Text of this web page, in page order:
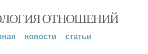
ОТНОШЕНИЙ
новости статьи